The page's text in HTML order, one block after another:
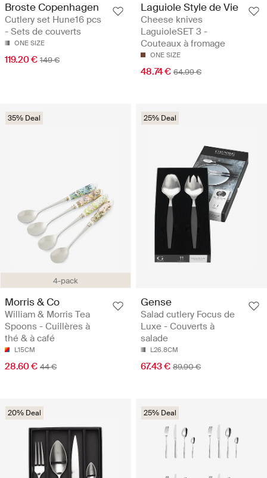
Broste Copenhagen
Cutlery set Hune16 pcs
- Sets de couverts
ONE SIZE
119.20 € 149 €
Laguiole Style de Vie
Cheese knives
LaguioleSET 3 -
Couteaux à fromage
ONE SIZE
48.74 € 64.99 €
4-pack
35% Deal
Morris & Co
William & Morris Tea
Spoons - Cuillères à
thé & à café
L15CM
28.60 € 44 €
25% Deal
Gense
Salad cutlery Focus de
Luxe - Couverts à
salade
L26.8CM
67.43 € 89.90 €
20% Deal 25% Deal